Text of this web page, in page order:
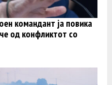
командант ја повика
од конфликтот со